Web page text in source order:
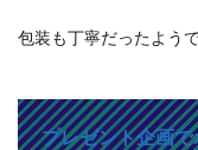
包装も丁寧だったよう
プレゼント企画